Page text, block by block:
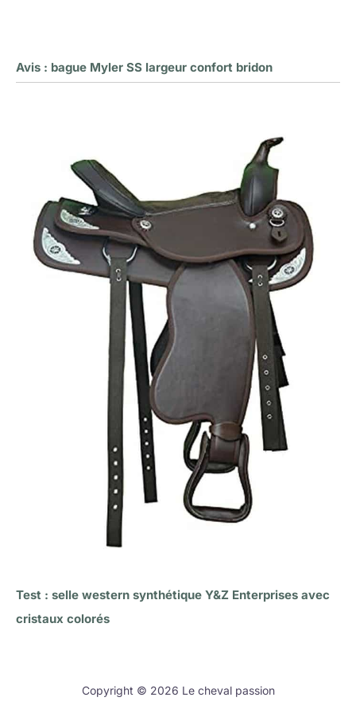
Avis : bague Myler SS largeur confort bridon
Test : selle western synthétique Y&Z Enterprises avec
cristaux colorés
Copyright © 2026 Le cheval passion